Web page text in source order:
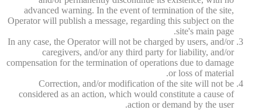
advanced warning. In the event of termination of the site,
Operator will publish a message, regarding this subject on the
site's main page.
In any case, the Operator will not be charged by users, and/or
caregivers, and/or any third party for liability, and/or
compensation for the termination of operations due to damage
or loss of material.
Correction, and/or modification of the site will not be
considered as an action, which would constitute a cause of
action or demand by the user.